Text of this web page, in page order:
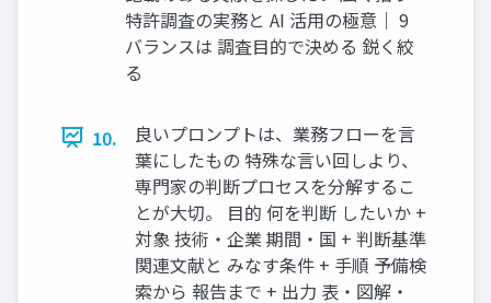
特許調査の実務と AI 活用の極意｜ 9
バランスは 調査目的で決める 鋭く絞
る
10.
良いプロンプトは、業務フローを言
葉にしたもの 特殊な言い回しより、
専門家の判断プロセスを分解するこ
とが大切。 目的 何を判断 したいか +
対象 技術・企業 期間・国 + 判断基準
関連文献と みなす条件 + 手順 予備検
索から 報告まで + 出力 表・図解・